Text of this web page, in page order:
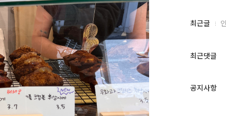
최
과
글
최근글
최근댓글
공지사항